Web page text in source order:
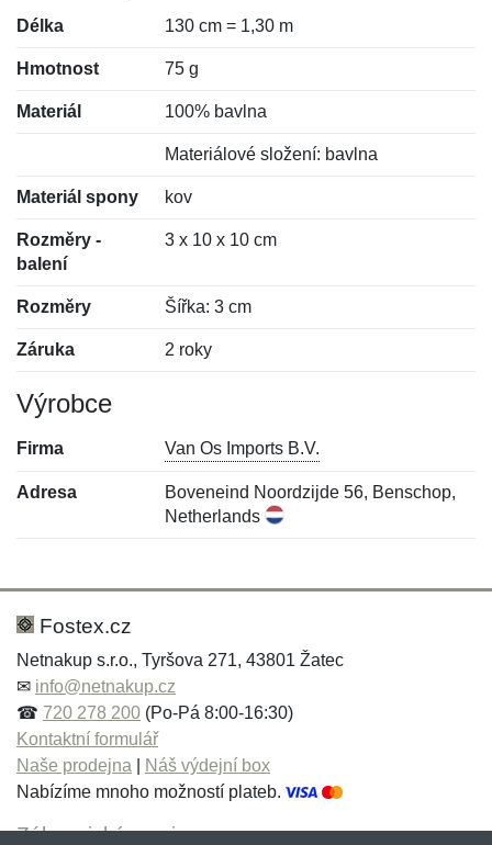
Délka 130 cm = 1,30 m
Hmotnost 75 g
Materiál 100% bavlna
Materiálové složení: bavlna
Materiál spony kov
Rozměry -
balení
3 x 10 x 10 cm
Rozměry Šířka: 3 cm
Záruka 2 roky
Výrobce
Firma Van Os Imports B.V.
Adresa
Boveneind Noordzijde 56, Benschop,
Netherlands
Hodnocení:
Jméno: *
Jméno:
E-mail:*
Fostex.cz
Netnakup s.r.o., Tyršova 271, 43801 Žatec
✉ info@netnakup.cz
☎ 720 278 200 (Po-Pá 8:00-16:30)
Kontaktní formulář
Naše prodejna
Náš výdejní box
Nabízíme mnoho možností plateb.
Zákaznický servis